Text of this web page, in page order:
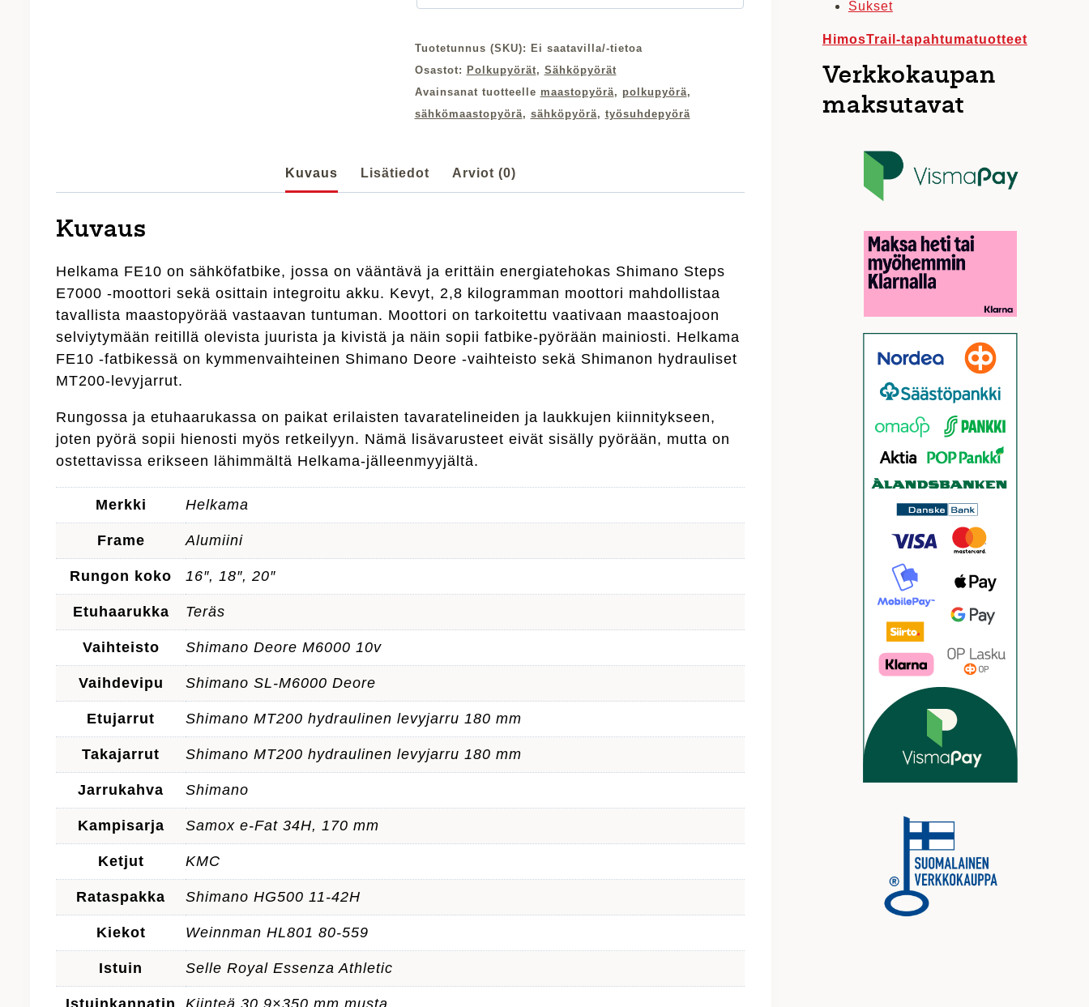
Tuotetunnus (SKU):
Ei saatavilla/-tietoa
Osastot:
Polkupyörät, Sähköpyörät
Avainsanat tuotteelle maastopyörä, polkupyörä,
sähkömaastopyörä, sähköpyörä, työsuhdepyörä
Kuvaus Lisätiedot Arviot (0)
Kuvaus
Helkama FE10 on sähköfatbike, jossa on vääntävä ja erittäin energiatehokas Shimano Steps
E7000 -moottori sekä osittain integroitu akku. Kevyt, 2,8 kilogramman moottori mahdollistaa
tavallista maastopyörää vastaavan tuntuman. Moottori on tarkoitettu vaativaan maastoajoon
selviytymään reitillä olevista juurista ja kivistä ja näin sopii fatbike-pyörään mainiosti. Helkama
FE10 -fatbikessä on kymmenvaihteinen Shimano Deore -vaihteisto sekä Shimanon hydrauliset
MT200-levyjarrut.
Rungossa ja etuhaarukassa on paikat erilaisten tavaratelineiden ja laukkujen kiinnitykseen,
joten pyörä sopii hienosti myös retkeilyyn. Nämä lisävarusteet eivät sisälly pyörään, mutta on
ostettavissa erikseen lähimmältä Helkama-jälleenmyyjältä.
Merkki Helkama
Frame Alumiini
Rungon koko 16″, 18″, 20″
Etuhaarukka Teräs
Vaihteisto Shimano Deore M6000 10v
Vaihdevipu Shimano SL-M6000 Deore
Etujarrut Shimano MT200 hydraulinen levyjarru 180 mm
Takajarrut Shimano MT200 hydraulinen levyjarru 180 mm
Jarrukahva Shimano
Kampisarja Samox e-Fat 34H, 170 mm
Ketjut KMC
Rataspakka Shimano HG500 11-42H
Kiekot Weinnman HL801 80-559
Istuin Selle Royal Essenza Athletic
Istuinkannatin Kiinteä 30,9×350 mm musta
Sukset
HimosTrail-tapahtumatuotteet
Verkkokaupan
maksutavat